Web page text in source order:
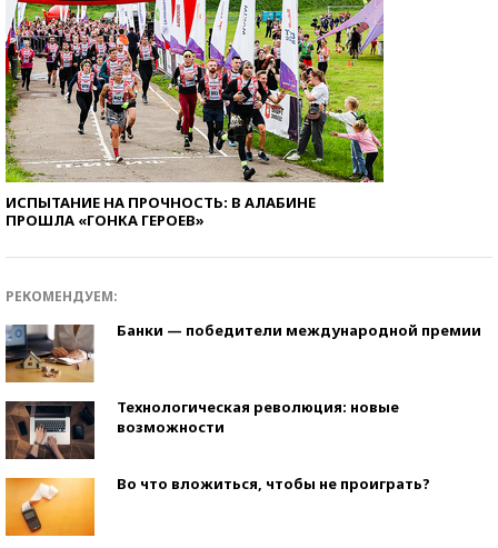
ИСПЫТАНИЕ НА ПРОЧНОСТЬ: В АЛАБИНЕ
ПРОШЛА «ГОНКА ГЕРОЕВ»
РЕКОМЕНДУЕМ:
Банки — победители международной премии
Технологическая революция: новые
возможности
Во что вложиться, чтобы не проиграть?